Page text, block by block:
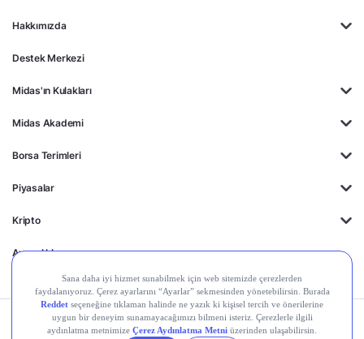
Hakkımızda
Destek Merkezi
Midas'ın Kulakları
Midas Akademi
Borsa Terimleri
Piyasalar
Kripto
Ayrıcalıklar
Kişisel Verilerin
Gizlilik
Yasal
Çerez